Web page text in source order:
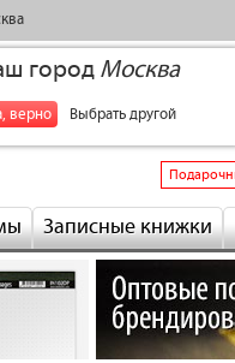
город Москва
верно Выбрать другой
Записные книжки